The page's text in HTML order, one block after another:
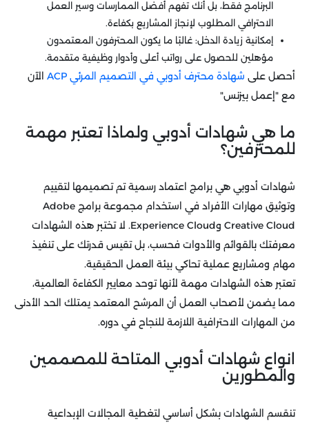
البرنامج فقط، بل أنك تفهم أفضل الممارسات وسير العمل
الاحترافي المطلوب لإنجاز المشاريع بكفاءة.
إمكانية زيادة الدخل: غالبًا ما يكون المحترفون المعتمدون
مؤهلين للحصول على رواتب أعلى وأدوار وظيفية متقدمة.
أحصل على شهادة محترف أدوبي في التصميم المرئي ACP
الآن
مع "إعمل بيزنس"
ما هي شهادات أدوبي ولماذا تعتبر مهمة
للمحترفين؟
شهادات أدوبي هي برامج اعتماد رسمية تم تصميمها لتقييم
وتوثيق مهارات الأفراد في استخدام مجموعة برامج Adobe
Creative Cloud وExperience Cloud. لا تختبر هذه الشهادات
معرفتك بالقوائم والأدوات فحسب، بل تقيس قدرتك على تنفيذ
مهام ومشاريع عملية تحاكي بيئة العمل الحقيقية.
تعتبر هذه الشهادات مهمة لأنها توحد معايير الكفاءة العالمية،
مما يضمن لأصحاب العمل أن المرشح المعتمد يمتلك الحد الأدنى
من المهارات الاحترافية اللازمة للنجاح في دوره.
انواع شهادات أدوبي المتاحة للمصممين
والمطورين
تنقسم الشهادات بشكل أساسي لتغطية المجالات الإبداعية